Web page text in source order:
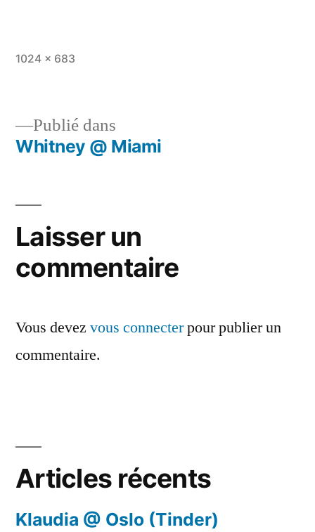
Taille
1024 × 683
Navigation
l’article
Publié dans
Whitney @ Miami
Laisser un
commentaire
Vous devez vous connecterpour publier un
commentaire.
Articles récents
Klaudia @ Oslo (Tinder)